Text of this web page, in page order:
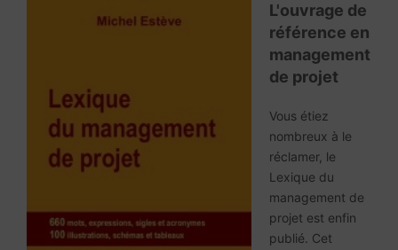
L'ouvrage de
référence en
management
de projet
Vous étiez
nombreux à le
réclamer, le
Lexique du
management de
projet est enfin
publié. Cet